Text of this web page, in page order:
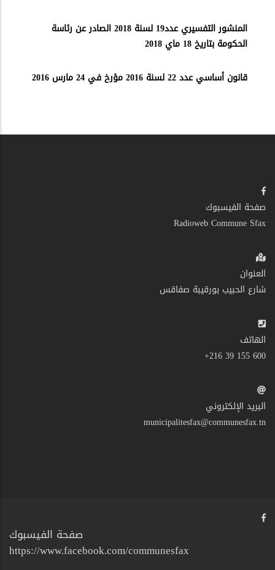
المنشور التفسيري عدد19 لسنة 2018 الصادر عن رئاسة
الحكومة بتاريخ 18 ماي 2018
قانون أساسي عدد 22 لسنة 2016 مؤرخ في 24 مارس 2016
صفحة الفيسبوك
Radioweb Commune Sfax
العنوان
شارع الحبيب بورقيبة صفاقس
الهاتف
600 155 39 216+
البريد الإلكتروني
municipalitesfax@communesfax.tn
صفحة الفيسبوك
https://www.facebook.com/communesfax